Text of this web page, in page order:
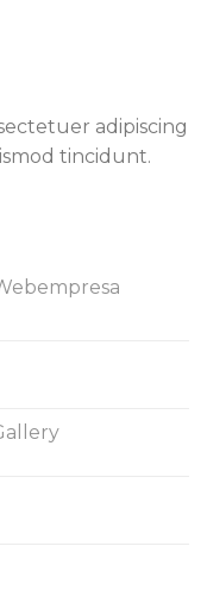
adipiscing
tincidunt.